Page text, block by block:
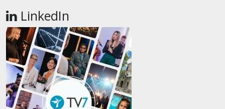
LinkedIn